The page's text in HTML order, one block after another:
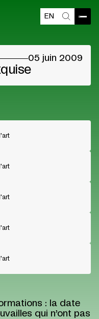
EN
05 juin 2009
: la date
qui n’ont pas